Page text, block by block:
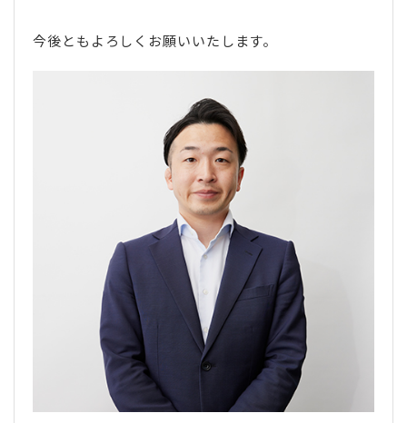
今後ともよろしくお願いいたします。